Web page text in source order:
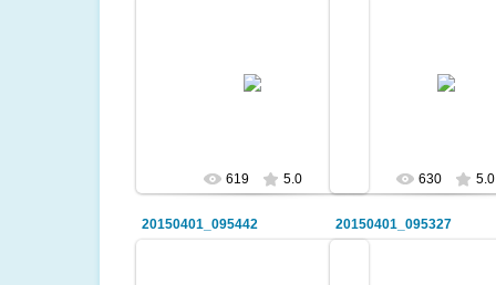
619 5.0
Спорттық сайыс
630 5.0
20150401_095442 20150401_095327